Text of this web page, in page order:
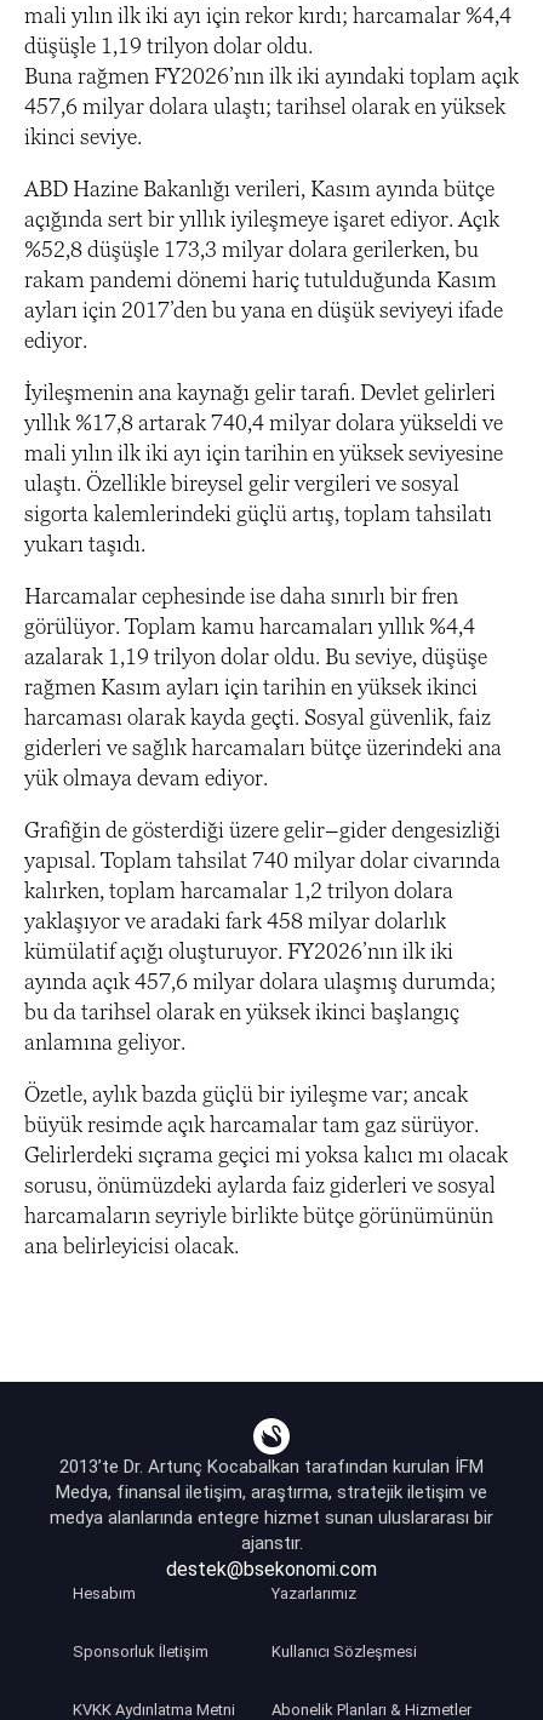
mali yılın ilk iki ayı için rekor kırdı; harcamalar %4,4
düşüşle 1,19 trilyon dolar oldu.
Buna rağmen FY2026’nın ilk iki ayındaki toplam açık
457,6 milyar dolara ulaştı; tarihsel olarak en yüksek
ikinci seviye.
ABD Hazine Bakanlığı verileri, Kasım ayında bütçe
açığında sert bir yıllık iyileşmeye işaret ediyor. Açık
%52,8 düşüşle 173,3 milyar dolara gerilerken, bu
rakam pandemi dönemi hariç tutulduğunda Kasım
ayları için 2017’den bu yana en düşük seviyeyi ifade
ediyor.
İyileşmenin ana kaynağı gelir tarafı. Devlet gelirleri
yıllık %17,8 artarak 740,4 milyar dolara yükseldi ve
mali yılın ilk iki ayı için tarihin en yüksek seviyesine
ulaştı. Özellikle bireysel gelir vergileri ve sosyal
sigorta kalemlerindeki güçlü artış, toplam tahsilatı
yukarı taşıdı.
Harcamalar cephesinde ise daha sınırlı bir fren
görülüyor. Toplam kamu harcamaları yıllık %4,4
azalarak 1,19 trilyon dolar oldu. Bu seviye, düşüşe
rağmen Kasım ayları için tarihin en yüksek ikinci
harcaması olarak kayda geçti. Sosyal güvenlik, faiz
giderleri ve sağlık harcamaları bütçe üzerindeki ana
yük olmaya devam ediyor.
Grafiğin de gösterdiği üzere gelir–gider dengesizliği
yapısal. Toplam tahsilat 740 milyar dolar civarında
kalırken, toplam harcamalar 1,2 trilyon dolara
yaklaşıyor ve aradaki fark 458 milyar dolarlık
kümülatif açığı oluşturuyor. FY2026’nın ilk iki
ayında açık 457,6 milyar dolara ulaşmış durumda;
bu da tarihsel olarak en yüksek ikinci başlangıç
anlamına geliyor.
Özetle, aylık bazda güçlü bir iyileşme var; ancak
büyük resimde açık harcamalar tam gaz sürüyor.
Gelirlerdeki sıçrama geçici mi yoksa kalıcı mı olacak
sorusu, önümüzdeki aylarda faiz giderleri ve sosyal
harcamaların seyriyle birlikte bütçe görünümünün
ana belirleyicisi olacak.
2013’te Dr. Artunç Kocabalkan tarafından kurulan İFM
Medya, finansal iletişim, araştırma, stratejik iletişim ve
medya alanlarında entegre hizmet sunan uluslararası bir
ajanstır.
destek@bsekonomi.com
Hesabım Yazarlarımız
Sponsorluk İletişim Kullanıcı Sözleşmesi
KVKK Aydınlatma Metni Abonelik Planları & Hizmetler